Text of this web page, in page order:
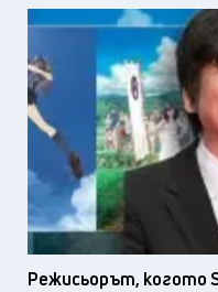
Режисьорът, когото